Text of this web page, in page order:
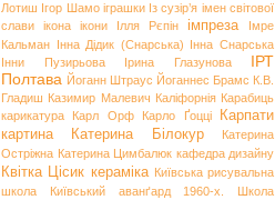
Лотиш Ігор Шамо іграшки Із сузір’я імен світової
слави
ікона ікони Ілля Рєпін імпреза
Імре
Кальман Інна Дідик (Снарська) Інна Снарська
Інни Пузирьова
Ірина Глазунова
ІРТ
Полтава Йоганн Штраус Йоганнес Брамс К.В.
Гладиш Казимир Малевич Каліфорнія Карабиць
карикатура
Карл Орф Карло Ґоцці
Карпати
картина
Катерина Білокур
Катерина
Остріжна Катерина Цимбалюк кафедра дизайну
Квітка Цісик кераміка Київська рисувальна
школа
Київський аванґард 1960-х. Школа